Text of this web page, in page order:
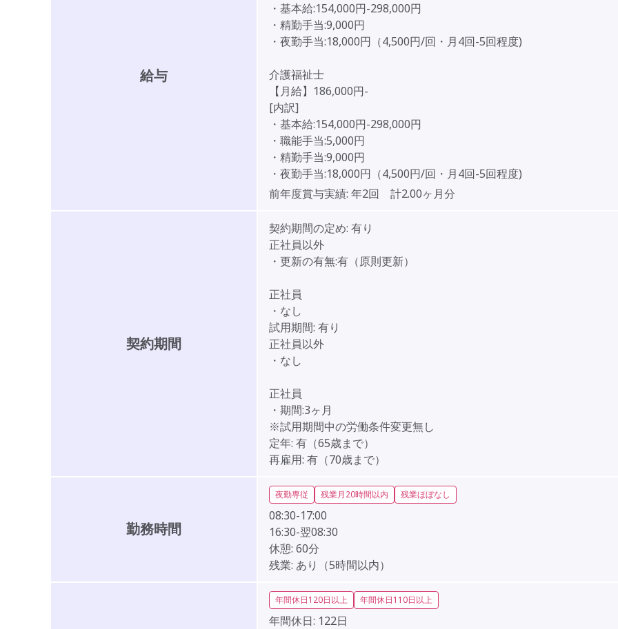
給与
・基本給:154,000円-298,000円
・精勤手当:9,000円
・夜勤手当:18,000円（4,500円/回・月4回-5回程度)
介護福祉士
【月給】186,000円-
[内訳]
・基本給:154,000円-298,000円
・職能手当:5,000円
・精勤手当:9,000円
・夜勤手当:18,000円（4,500円/回・月4回-5回程度)
前年度賞与実績: 年2回 計2.00ヶ月分
契約期間
契約期間の定め: 有り
正社員以外
・更新の有無:有（原則更新）
正社員
・なし
試用期間: 有り
正社員以外
・なし
正社員
・期間:3ヶ月
※試用期間中の労働条件変更無し
定年: 有（65歳まで）
再雇用: 有（70歳まで）
勤務時間
夜勤専従 残業月20時間以内 残業ほぼなし
08:30-17:00
16:30-翌08:30
休憩: 60分
残業: あり（5時間以内）
年間休日120日以上 年間休日110日以上
年間休日: 122日